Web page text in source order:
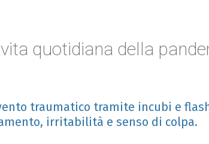
quotidiana della
traumatico tramite incubi e
irritabilità e senso di colpa.